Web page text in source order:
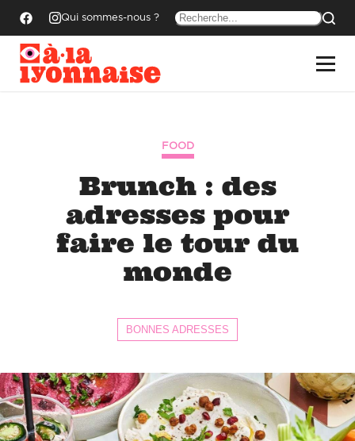
Qui sommes-nous ?
FOOD
Brunch : des
adresses pour
faire le tour du
monde
BONNES ADRESSES